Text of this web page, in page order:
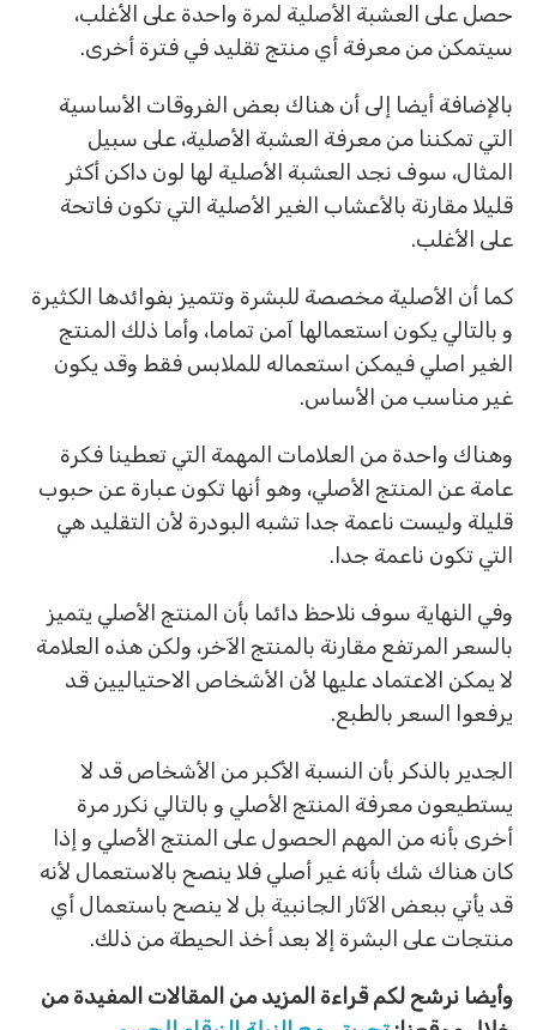
حصل على العشبة الأصلية لمرة واحدة على الأغلب،
سيتمكن من معرفة أي منتج تقليد في فترة أخرى.
بالإضافة أيضا إلى أن هناك بعض الفروقات الأساسية
التي تمكننا من معرفة العشبة الأصلية، على سبيل
المثال، سوف نجد العشبة الأصلية لها لون داكن أكثر
قليلا مقارنة بالأعشاب الغير الأصلية التي تكون فاتحة
على الأغلب.
كما أن الأصلية مخصصة للبشرة وتتميز بفوائدها الكثيرة
و بالتالي يكون استعمالها آمن تماما، وأما ذلك المنتج
الغير اصلي فيمكن استعماله للملابس فقط وقد يكون
غير مناسب من الأساس.
وهناك واحدة من العلامات المهمة التي تعطينا فكرة
عامة عن المنتج الأصلي، وهو أنها تكون عبارة عن حبوب
قليلة وليست ناعمة جدا تشبه البودرة لأن التقليد هي
التي تكون ناعمة جدا.
وفي النهاية سوف نلاحظ دائما بأن المنتج الأصلي يتميز
بالسعر المرتفع مقارنة بالمنتج الآخر، ولكن هذه العلامة
لا يمكن الاعتماد عليها لأن الأشخاص الاحتياليين قد
يرفعوا السعر بالطبع.
الجدير بالذكر بأن النسبة الأكبر من الأشخاص قد لا
يستطيعون معرفة المنتج الأصلي و بالتالي نكرر مرة
أخرى بأنه من المهم الحصول على المنتج الأصلي و إذا
كان هناك شك بأنه غير أصلي فلا ينصح بالاستعمال لأنه
قد يأتي ببعض الآثار الجانبية بل لا ينصح باستعمال أي
منتجات على البشرة إلا بعد أخذ الحيطة من ذلك.
وأيضا نرشح لكم قراءة المزيد من المقالات المفيدة من